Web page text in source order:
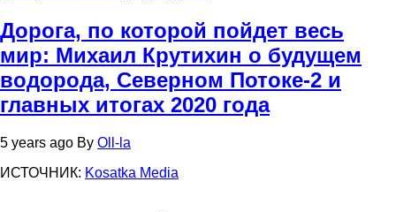
Дорога, по которой пойдет весь
мир: Михаил Крутихин о будущем
водорода, Северном Потоке-2 и
главных итогах 2020 года
5 years ago By Oll-la
ИСТОЧНИК: Kosatka Media